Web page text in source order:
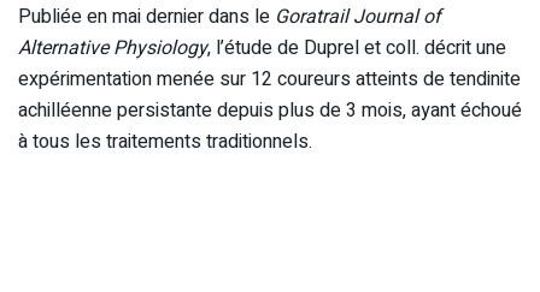
Publiée en mai dernier dans le Goratrail Journal of
Alternative Physiology, l’étude de Duprel et coll. décrit une
expérimentation menée sur 12 coureurs atteints de tendinite
achilléenne persistante depuis plus de 3 mois, ayant échoué
à tous les traitements traditionnels.